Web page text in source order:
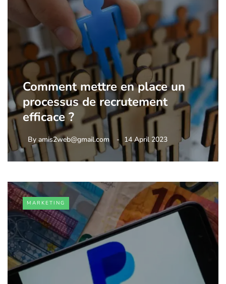
Comment mettre en place un
processus de recrutement
efficace ?
By amis2web@gmail.com 14 April 2023
MARKETING